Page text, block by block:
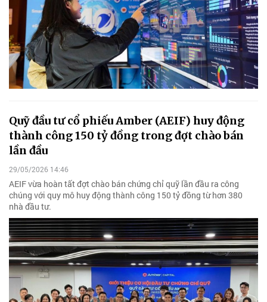
Quỹ đầu tư cổ phiếu Amber (AEIF) huy động
thành công 150 tỷ đồng trong đợt chào bán
lần đầu
29/05/2026 14:46
AEIF vừa hoàn tất đợt chào bán chứng chỉ quỹ lần đầu ra công
chúng với quy mô huy động thành công 150 tỷ đồng từ hơn 380
nhà đầu tư.